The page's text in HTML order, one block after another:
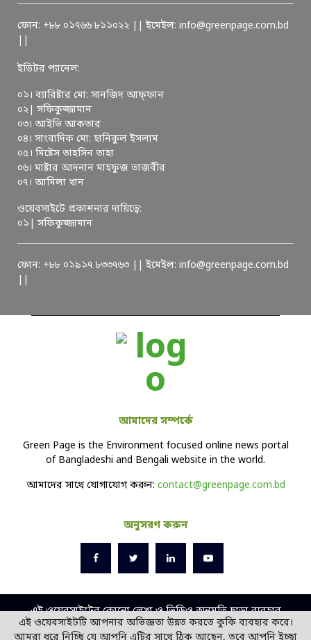
ফোন: +৮৮ ০১৭৬৬ ৮১১০২২ || ইমেইল: info@greenpage.com.bd
ইডিটর প্যানেল:
০১। ব্যারিষ্টার মো: সানজিদ আফ্ফান
০২| সফিকুজ্জামান
০৩। আইভি আকতার
০৪। সাংবাদিক মো: হানিকুল ইসলাম
০৫। মিষ্টেস তাহসিন তাহা
০৬। মাষ্টার আদনান মাহফুজ তাজবীর
০৭। আমিলা খান
ওয়েবসাইটে প্রকাশনার দায়িত্বে:
০১| সফিকুজ্জামান
ফোন: +৮৮ ০১৯১৭ ৮৩৩৭৬৩ || ইমেইল: info@greenpage.com.bd
আমাদের সম্পর্কে
Green Page is the Environment focused online news portal
of Bangladeshi and Bengali website in the world.
আমাদের সাথে যোগাযোগ করুন: contact@greenpage.com.bd
অনুসরণ করুন
এই ওয়েবসাইটের কোনো লেখা ও ভিডিও অনুমতি ছাড়া ব্যবহার
বেআইনি।
এই ওয়েবসাইটটি আপনার অভিজ্ঞতা উন্নত করতে কুকি ব্যবহার করে।